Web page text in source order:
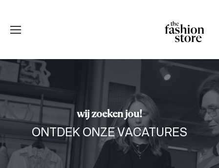
wij zoeken jou!
ONTDEK ONZE VACATURES